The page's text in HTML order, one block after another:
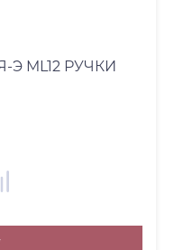
ML12 РУЧКИ